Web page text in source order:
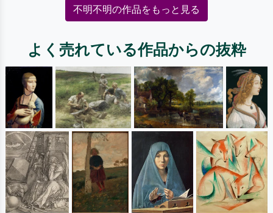
不明不明の作品をもっと見る
よく売れている作品からの抜粋